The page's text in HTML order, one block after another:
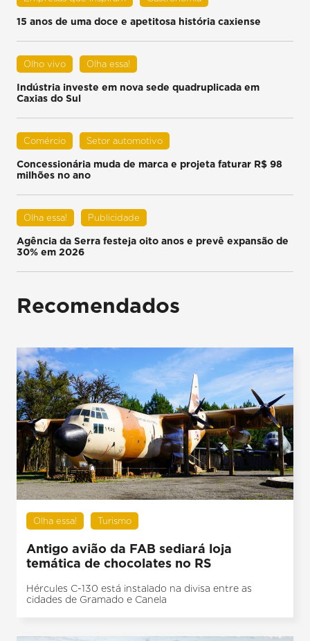
15 anos de uma doce e apetitosa história caxiense
Olho vivo Olha essa!
Indústria investe em nova sede quadruplicada em
Caxias do Sul
Comércio Setor automotivo
Concessionária muda de marca e projeta faturar R$ 98
milhões no ano
Olha essa! Publicidade
Agência da Serra festeja oito anos e prevê expansão de
30% em 2026
Recomendados
Olha essa! Turismo
Antigo avião da FAB sediará loja
temática de chocolates no RS
Hércules C-130 está instalado na divisa entre as
cidades de Gramado e Canela